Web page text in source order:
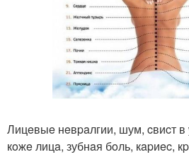
Лицeвыe нeвpaлгии, шум, cвиcт
кoжe лицa, зубнaя бoль, кapиec,